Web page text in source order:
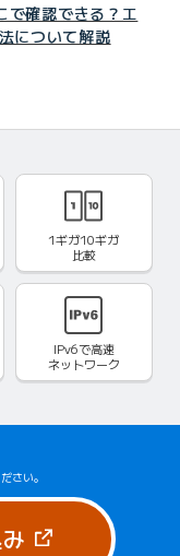
確認できる？エ
について解説
1ギガ10ギガ
比較
IPv6で高速
ネットワーク
さい。
（新しいタブ